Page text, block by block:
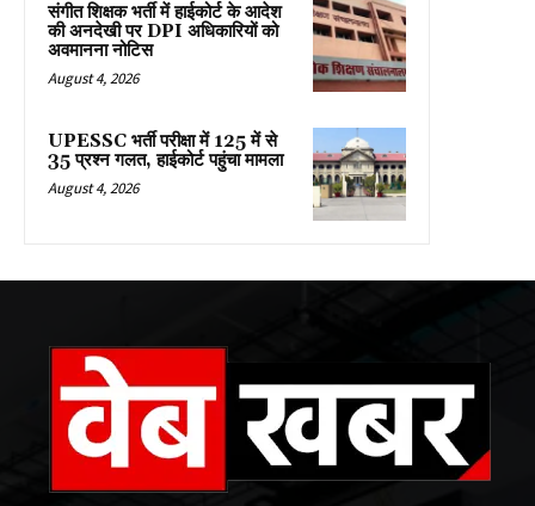
संगीत शिक्षक भर्ती में हाईकोर्ट के आदेश
की अनदेखी पर DPI अधिकारियों को
अवमानना नोटिस
August 4, 2026
UPESSC भर्ती परीक्षा में 125 में से
35 प्रश्न गलत, हाईकोर्ट पहुंचा मामला
August 4, 2026